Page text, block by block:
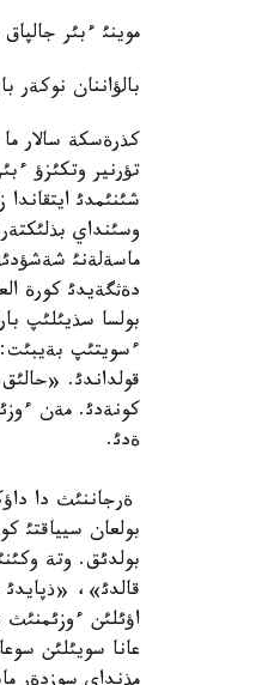
موينئ ءبئر
بالؤاننان نوكةر
كذرةسكة سالار
تؤرنير وتكئزؤ
شئنئمدئ
وسئنداي
ماسةلةنئ
دةثگةيدئ كورة
بولسا سذيئلئپ
ءسويتئپ
قولداندئ.
كونةدئ. مةن
ةدئ.
ةرجاننئث دا
بولعان سيياقتئ
بولدئق. وتة
قالدئ»،
اؤئلئن ءوزئمنئث
عانا سويئلئن